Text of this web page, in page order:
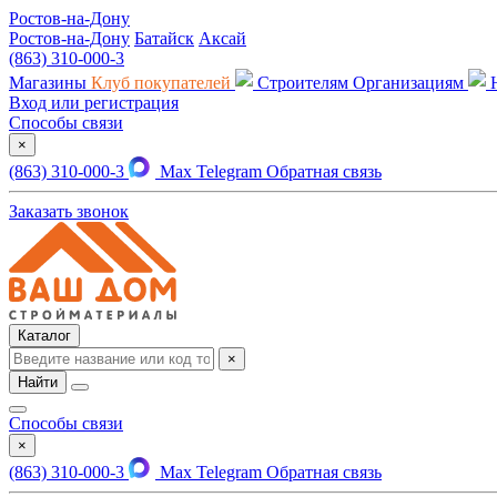
Ростов-на-Дону
Ростов-на-Дону Батайск Аксай
(863) 310-000-3
Магазины Клуб покупателей Строителям Организациям
Вход или регистрация
Способы связи
×
(863) 310-000-3 Max Telegram Обратная связь
Заказать звонок
Каталог
×
Найти
Способы связи
×
(863) 310-000-3 Max Telegram Обратная связь